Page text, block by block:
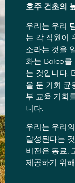
호주 건초의
우리는 우리
는 각 직원이
소라는 것을
화는 Balco를
는 것입니다.
을 둔 기회 균
부 교육 기회
니다.
우리는 우리
달성된다는
비전은 동료,
제공하기 위